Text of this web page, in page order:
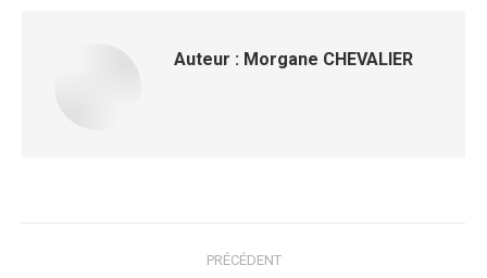
Auteur : Morgane CHEVALIER
PRÉCÉDENT